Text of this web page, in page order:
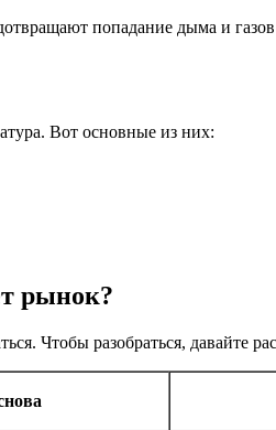
попадание дыма и
Вот основные из них:
рынок?
Чтобы разобраться, давайте